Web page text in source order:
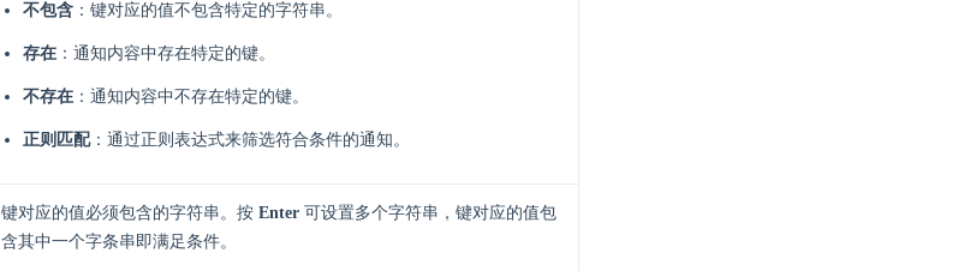
不包含 ：键对应的值不包含特定的字符串。
存在 ：通知内容中存在特定的键。
不存在 ：通知内容中不存在特定的键。
正则匹配：通过正则表达式来筛选符合条件的通知。
键对应的值必须包含的字符串。按 Enter 可设置多个字符串，键对应的值包
含其中一个字条串即满足条件。